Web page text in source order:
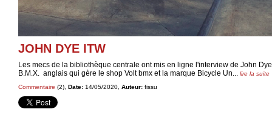
JOHN DYE ITW
Les mecs de la bibliothèque centrale ont mis en ligne l'interview de John
B.M.X. anglais qui gère le shop Volt bmx et la marque Bicycle Un... lire la suite
Commentaire (2), Date: 14/05/2020, Auteur: fissu